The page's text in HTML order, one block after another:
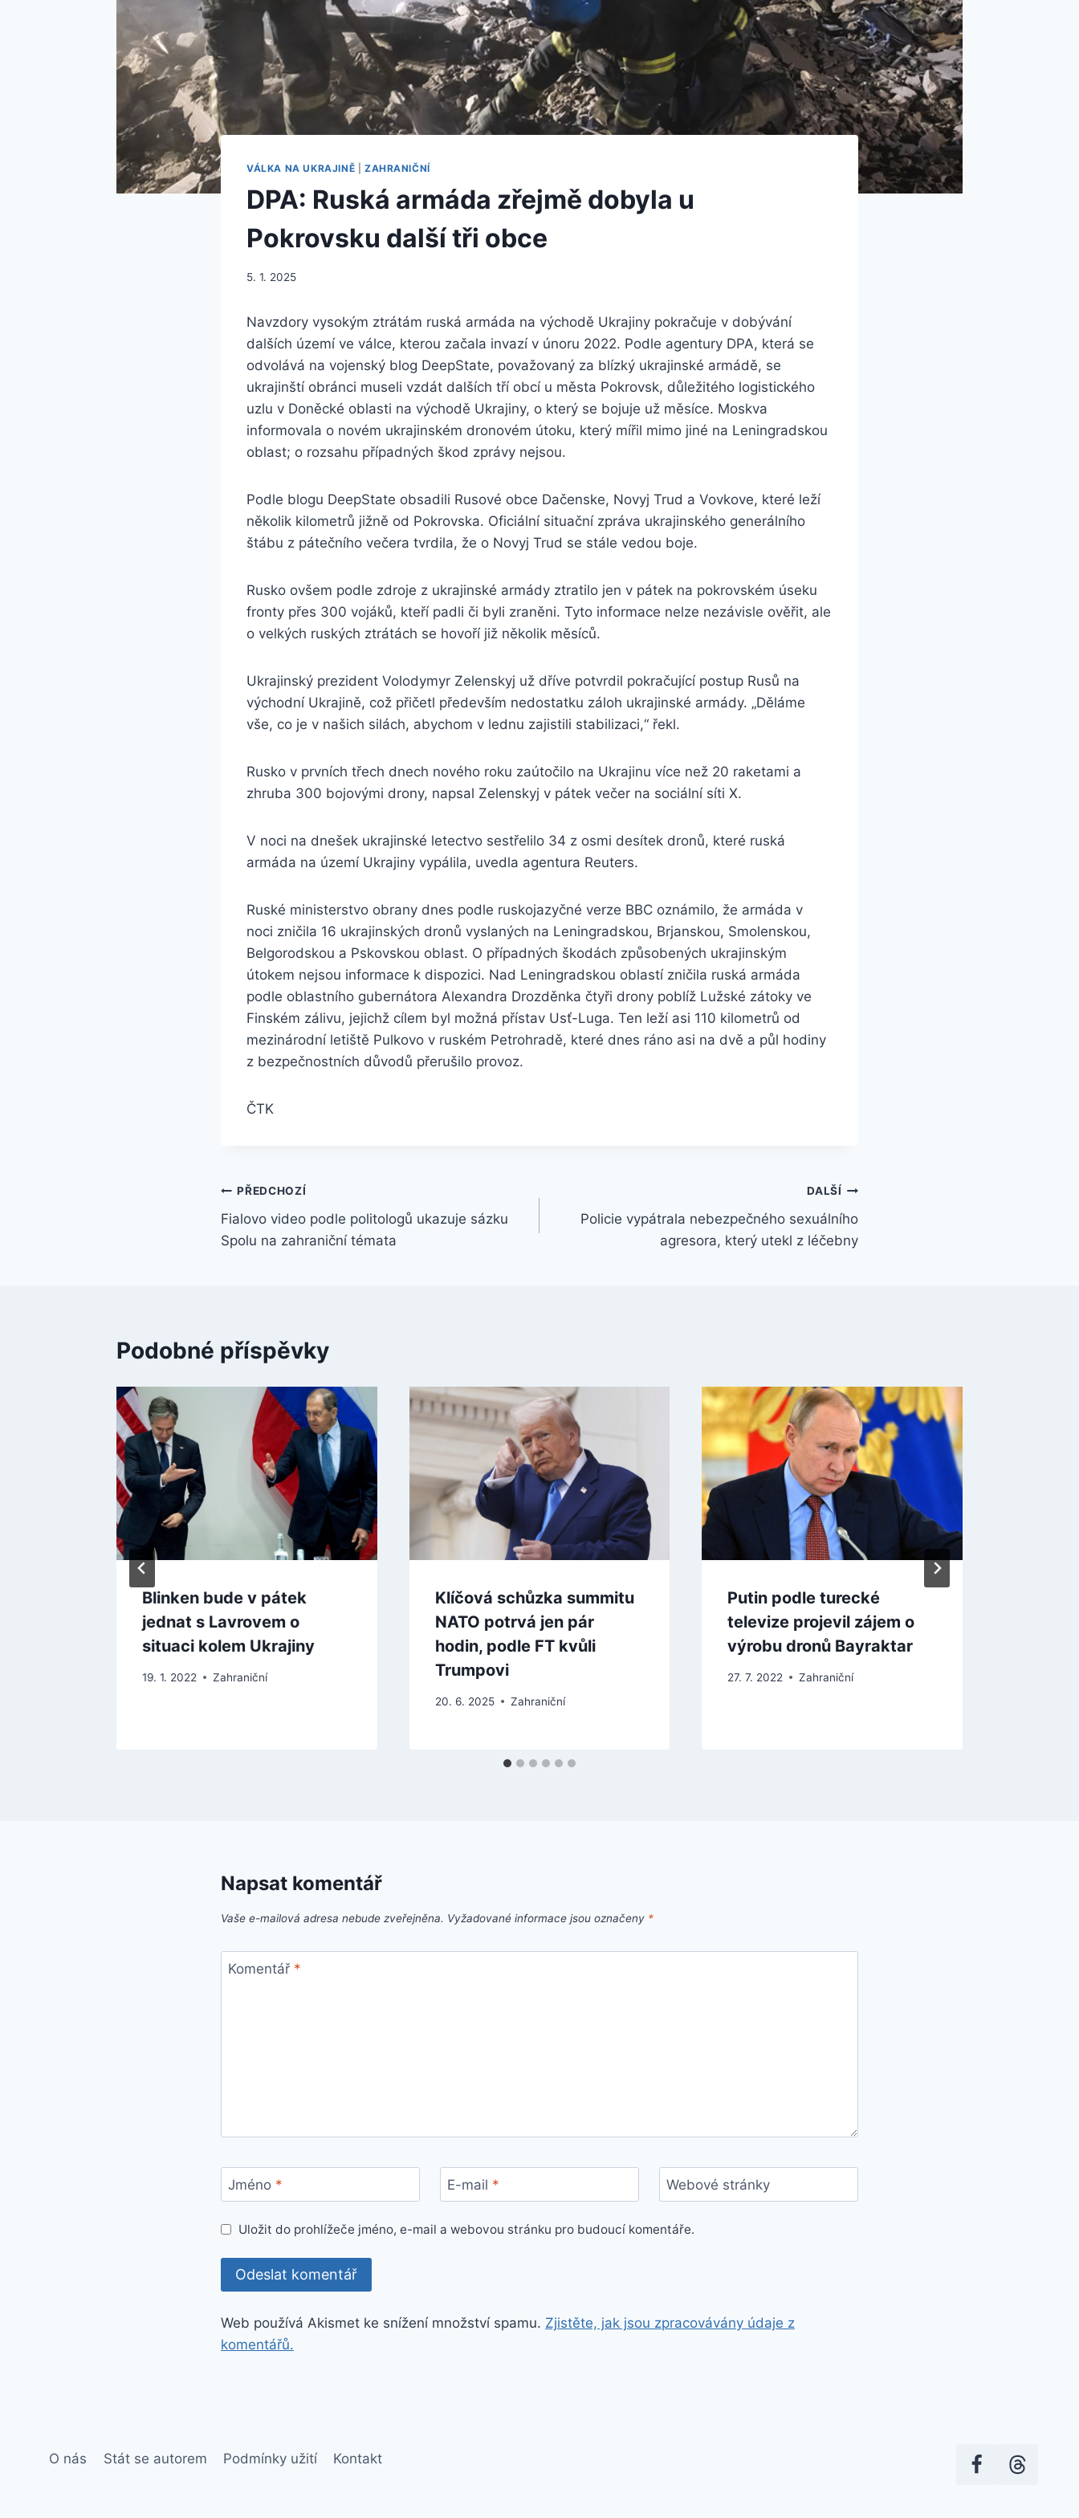
VÁLKA NA UKRAJINĚ ZAHRANIČNÍ
DPA: Ruská armáda zřejmě dobyla u
Pokrovsku další tři obce
5. 1. 2025
Navzdory vysokým ztrátám ruská armáda na východě Ukrajiny pokračuje v dobývání
dalších území ve válce, kterou začala invazí v únoru 2022. Podle agentury DPA, která se
odvolává na vojenský blog DeepState, považovaný za blízký ukrajinské armádě, se
ukrajinští obránci museli vzdát dalších tří obcí u města Pokrovsk, důležitého logistického
uzlu v Doněcké oblasti na východě Ukrajiny, o který se bojuje už měsíce. Moskva
informovala o novém ukrajinském dronovém útoku, který mířil mimo jiné na Leningradskou
oblast; o rozsahu případných škod zprávy nejsou.
Podle blogu DeepState obsadili Rusové obce Dačenske, Novyj Trud a Vovkove, které leží
několik kilometrů jižně od Pokrovska. Oficiální situační zpráva ukrajinského generálního
štábu z pátečního večera tvrdila, že o Novyj Trud se stále vedou boje.
Rusko ovšem podle zdroje z ukrajinské armády ztratilo jen v pátek na pokrovském úseku
fronty přes 300 vojáků, kteří padli či byli zraněni. Tyto informace nelze nezávisle ověřit, ale
o velkých ruských ztrátách se hovoří již několik měsíců.
Ukrajinský prezident Volodymyr Zelenskyj už dříve potvrdil pokračující postup Rusů na
východní Ukrajině, což přičetl především nedostatku záloh ukrajinské armády. „Děláme
vše, co je v našich silách, abychom v lednu zajistili stabilizaci,“ řekl.
Rusko v prvních třech dnech nového roku zaútočilo na Ukrajinu více než 20 raketami a
zhruba 300 bojovými drony, napsal Zelenskyj v pátek večer na sociální síti X.
V noci na dnešek ukrajinské letectvo sestřelilo 34 z osmi desítek dronů, které ruská
armáda na území Ukrajiny vypálila, uvedla agentura Reuters.
Ruské ministerstvo obrany dnes podle ruskojazyčné verze BBC oznámilo, že armáda v
noci zničila 16 ukrajinských dronů vyslaných na Leningradskou, Brjanskou, Smolenskou,
Belgorodskou a Pskovskou oblast. O případných škodách způsobených ukrajinským
útokem nejsou informace k dispozici. Nad Leningradskou oblastí zničila ruská armáda
podle oblastního gubernátora Alexandra Drozděnka čtyři drony poblíž Lužské zátoky ve
Finském zálivu, jejichž cílem byl možná přístav Usť-Luga. Ten leží asi 110 kilometrů od
mezinárodní letiště Pulkovo v ruském Petrohradě, které dnes ráno asi na dvě a půl hodiny
z bezpečnostních důvodů přerušilo provoz.
ČTK
Navigace
pro
PŘEDCHOZÍ
Fialovo video podle politologů ukazuje sázku
Spolu na zahraniční témata
DALŠÍ
Policie vypátrala nebezpečného sexuálního
agresora, který utekl z léčebny
Podobné příspěvky
Blinken bude v pátek
jednat s Lavrovem o
situaci kolem Ukrajiny
19. 1. 2022 Zahraniční
Klíčová schůzka summitu
NATO potrvá jen pár
hodin, podle FT kvůli
Trumpovi
20. 6. 2025 Zahraniční
Putin podle turecké
televize projevil zájem o
výrobu dronů Bayraktar
27. 7. 2022 Zahraniční
Napsat komentář
Vaše e-mailová adresa nebude zveřejněna. Vyžadované informace jsou označeny *
Komentář *
Jméno * E-mail * Webové stránky
Uložit do prohlížeče jméno, e-mail a webovou stránku pro budoucí komentáře.
Web používá Akismet ke snížení množství spamu. Zjistěte, jak jsou zpracovávány údaje z
komentářů.
O nás Stát se autorem Podmínky užití Kontakt